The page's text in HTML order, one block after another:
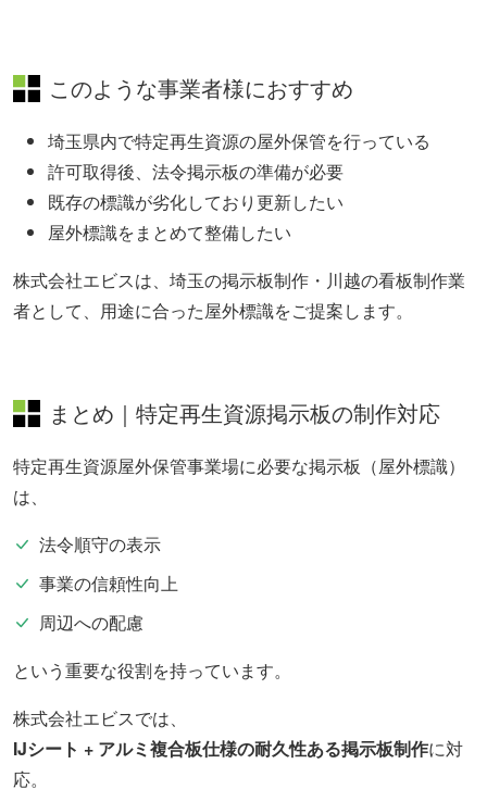
このような事業者様におすすめ
埼玉県内で特定再生資源の屋外保管を行っている
許可取得後、法令掲示板の準備が必要
既存の標識が劣化しており更新したい
屋外標識をまとめて整備したい
株式会社エビスは、埼玉の掲示板制作・川越の看板制作業
者として、用途に合った屋外標識をご提案します。
まとめ｜特定再生資源掲示板の制作対応
特定再生資源屋外保管事業場に必要な掲示板（屋外標識）
は、
法令順守の表示
事業の信頼性向上
周辺への配慮
という重要な役割を持っています。
株式会社エビスでは、
IJシート + アルミ複合板仕様の耐久性ある掲示板制作に対
応。